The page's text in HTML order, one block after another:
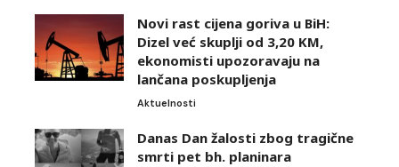
Novi rast cijena goriva u BiH:
Dizel već skuplji od 3,20 KM,
ekonomisti upozoravaju na
lančana poskupljenja
Aktuelnosti
Danas Dan žalosti zbog tragične
smrti pet bh. planinara